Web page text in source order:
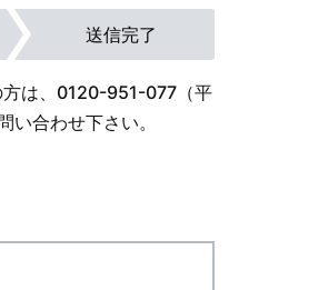
送信完了
は、 0120-951-077（平
合わせ下さい。